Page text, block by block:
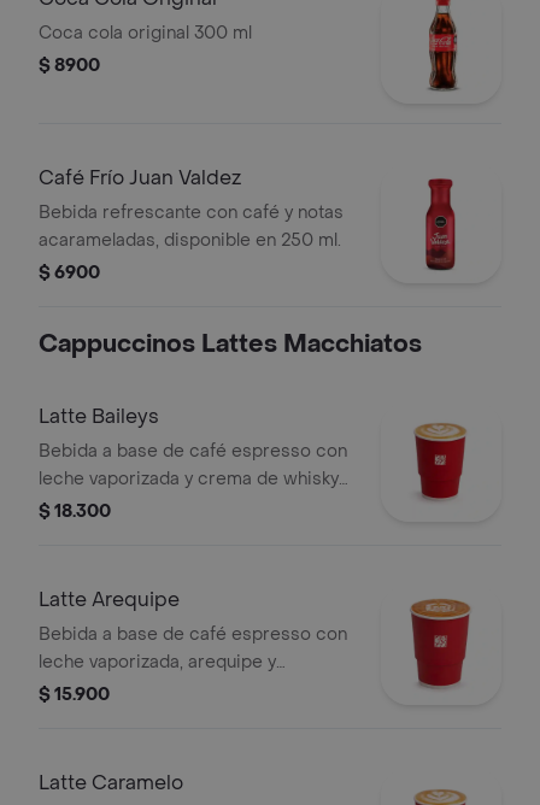
Coca cola original 300 ml
$ 8900
Café Frío Juan Valdez
Bebida refrescante con café y notas
acarameladas, disponible en 250 ml.
$ 6900
Cappuccinos Lattes Macchiatos
Latte Baileys
Bebida a base de café espresso con
leche vaporizada y crema de whisky
(Baileys). Este producto contiene
$ 18.300
Latte Arequipe
Bebida a base de café espresso con
leche vaporizada, arequipe y
saborizada con caramelo. La
minutos de haber sido preparado y/o
$ 15.900
Latte Caramelo